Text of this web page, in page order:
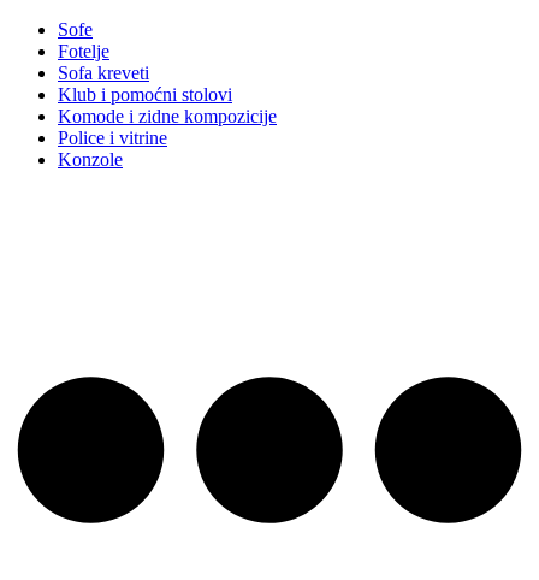
Sofe
Fotelje
Sofa kreveti
Klub i pomoćni stolovi
Komode i zidne kompozicije
Police i vitrine
Konzole